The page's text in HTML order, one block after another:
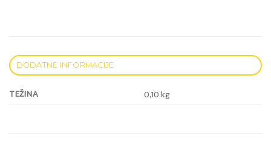
DODATNE INFORMACIJE
TEŽINA 0,10 kg